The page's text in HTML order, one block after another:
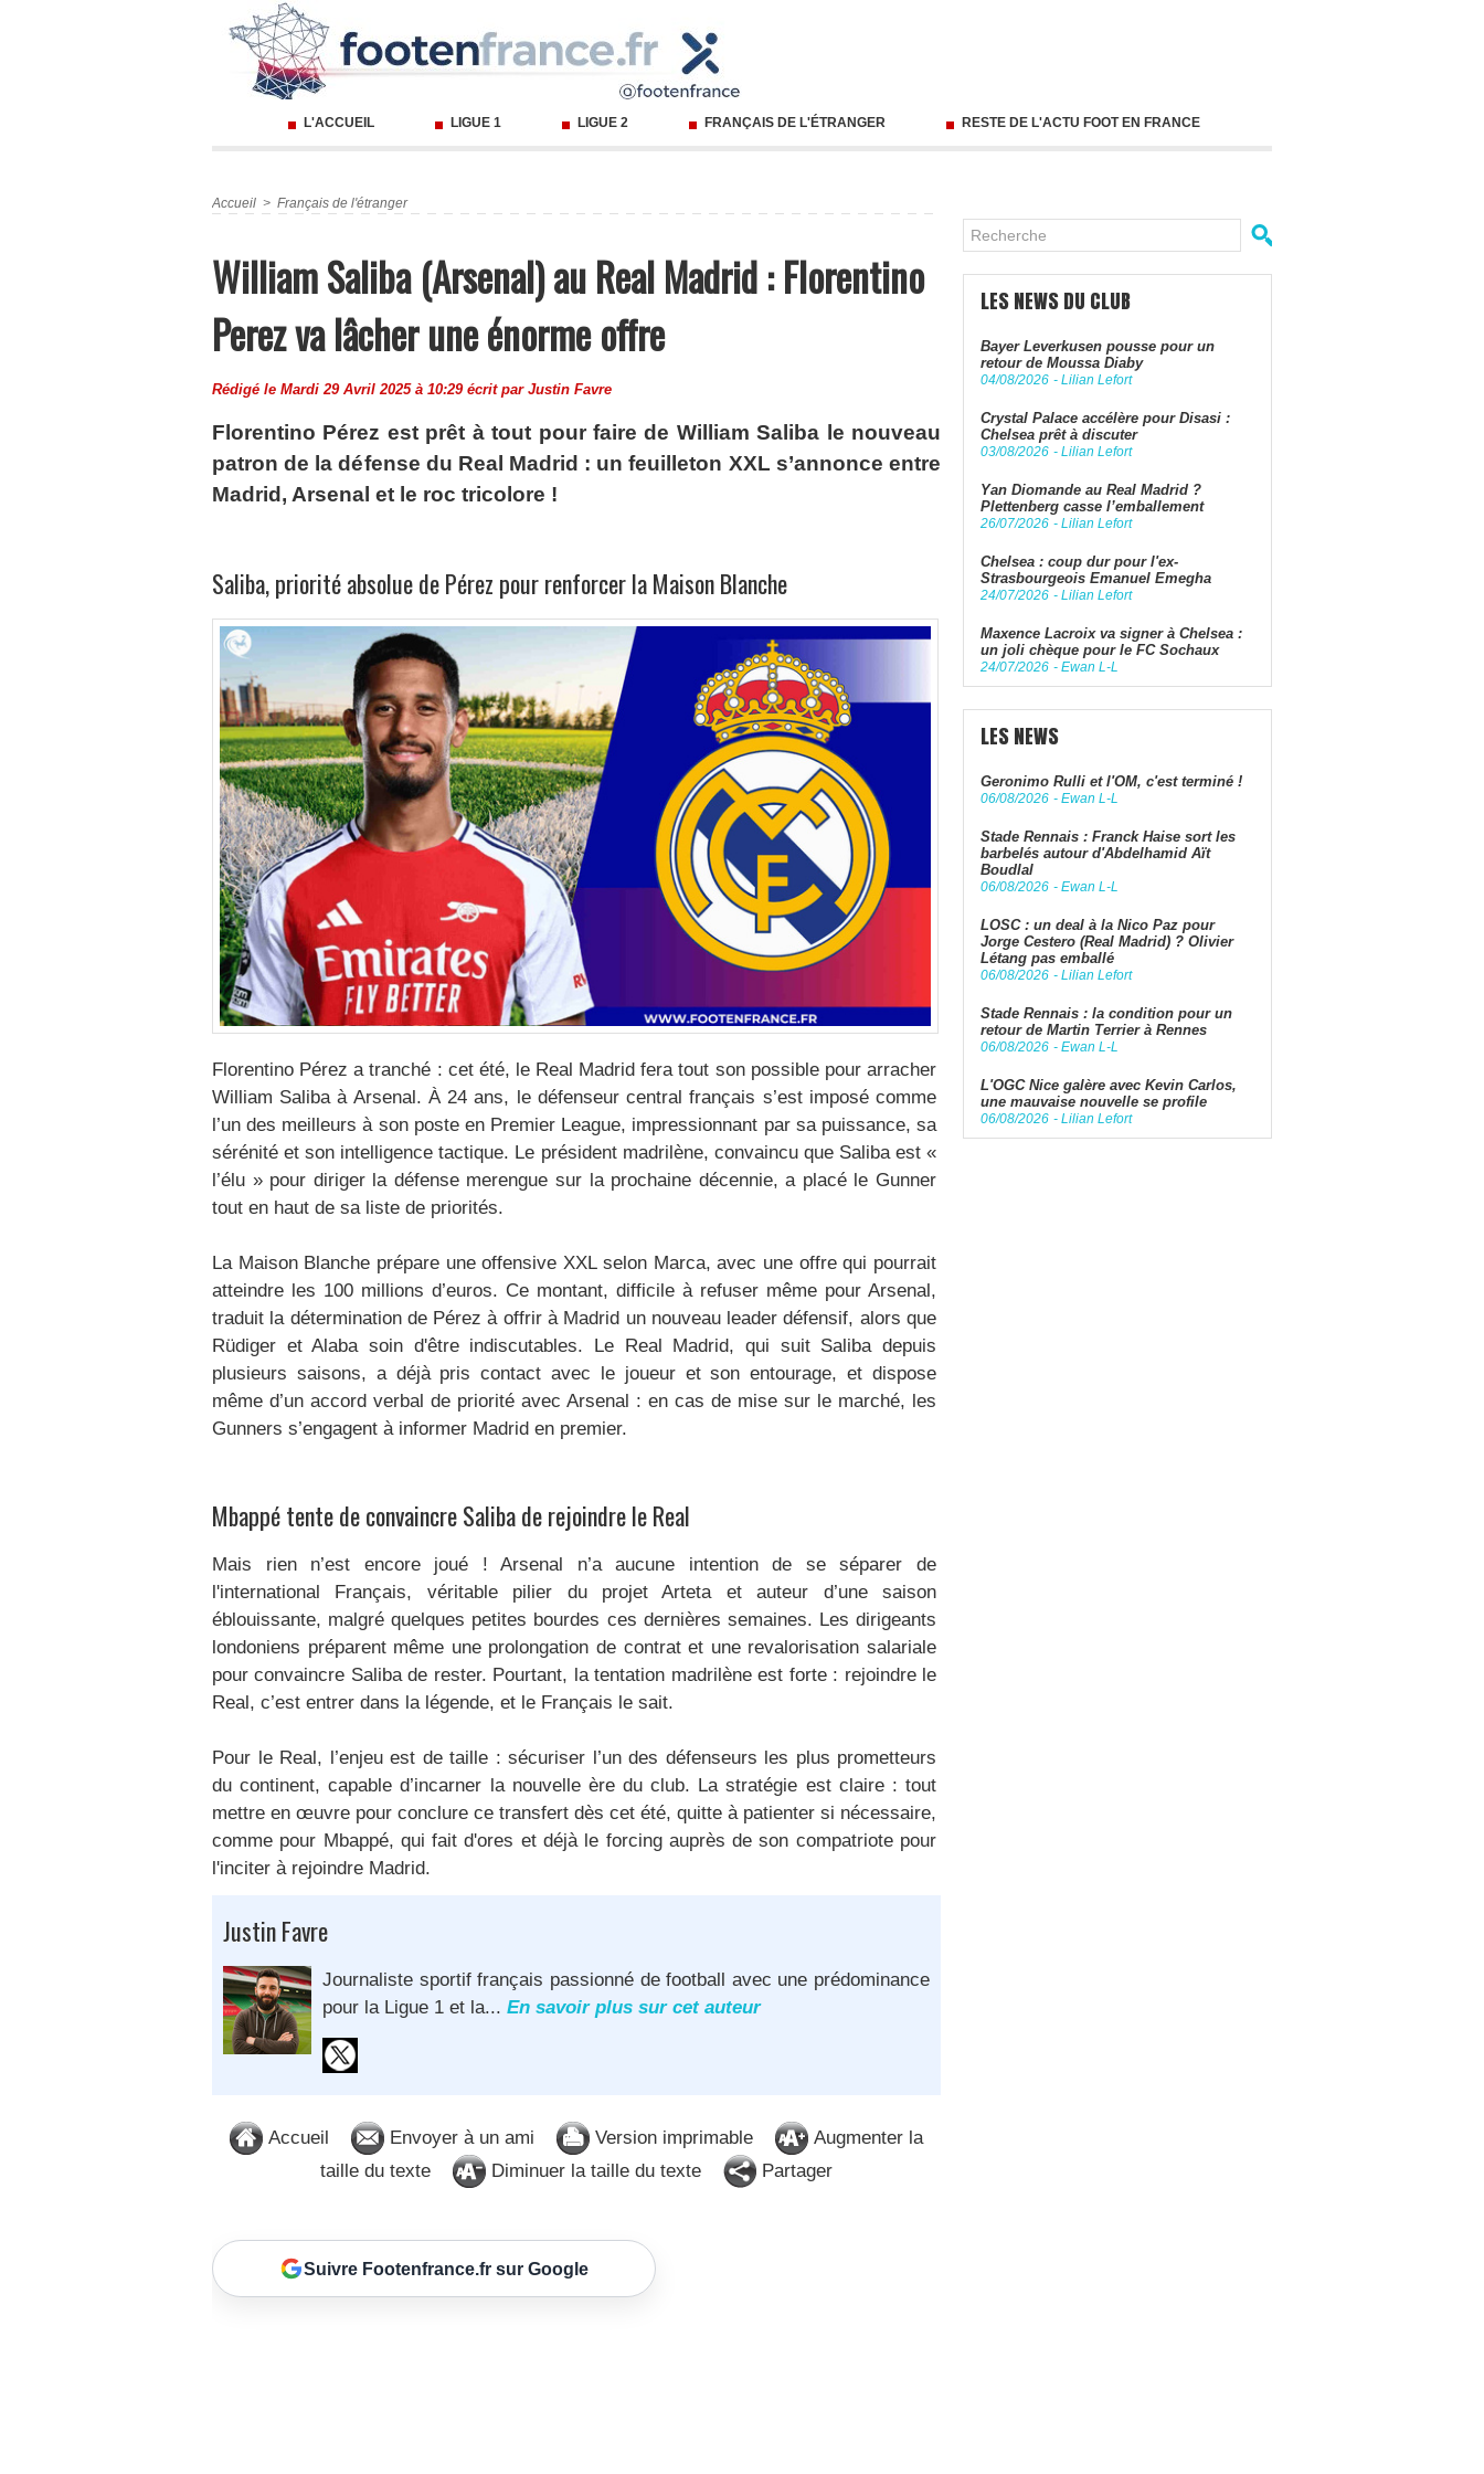
L'ACCUEIL LIGUE 1 LIGUE 2 FRANÇAIS DE L'ÉTRANGER RESTE DE L'ACTU FOOT EN FRANCE
Accueil > Français de l'étranger
William Saliba (Arsenal) au Real Madrid : Florentino
Perez va lâcher une énorme offre
Rédigé le Mardi 29 Avril 2025 à 10:29 écrit par Justin Favre
Florentino Pérez est prêt à tout pour faire de William Saliba le nouveau
patron de la défense du Real Madrid : un feuilleton XXL s’annonce entre
Madrid, Arsenal et le roc tricolore !
Saliba, priorité absolue de Pérez pour renforcer la Maison Blanche
Florentino Pérez a tranché : cet été, le Real Madrid fera tout son possible pour arracher
William Saliba à Arsenal. À 24 ans, le défenseur central français s’est imposé comme
l’un des meilleurs à son poste en Premier League, impressionnant par sa puissance, sa
sérénité et son intelligence tactique. Le président madrilène, convaincu que Saliba est «
l’élu » pour diriger la défense merengue sur la prochaine décennie, a placé le Gunner
tout en haut de sa liste de priorités.
La Maison Blanche prépare une offensive XXL selon Marca, avec une offre qui pourrait
atteindre les 100 millions d’euros. Ce montant, difficile à refuser même pour Arsenal,
traduit la détermination de Pérez à offrir à Madrid un nouveau leader défensif, alors que
Rüdiger et Alaba soin d'être indiscutables. Le Real Madrid, qui suit Saliba depuis
plusieurs saisons, a déjà pris contact avec le joueur et son entourage, et dispose
même d’un accord verbal de priorité avec Arsenal : en cas de mise sur le marché, les
Gunners s’engagent à informer Madrid en premier.
Mbappé tente de convaincre Saliba de rejoindre le Real
Mais rien n’est encore joué ! Arsenal n’a aucune intention de se séparer de
l'international Français, véritable pilier du projet Arteta et auteur d’une saison
éblouissante, malgré quelques petites bourdes ces dernières semaines. Les dirigeants
londoniens préparent même une prolongation de contrat et une revalorisation salariale
pour convaincre Saliba de rester. Pourtant, la tentation madrilène est forte : rejoindre le
Real, c’est entrer dans la légende, et le Français le sait.
Pour le Real, l’enjeu est de taille : sécuriser l’un des défenseurs les plus prometteurs
du continent, capable d’incarner la nouvelle ère du club. La stratégie est claire : tout
mettre en œuvre pour conclure ce transfert dès cet été, quitte à patienter si nécessaire,
comme pour Mbappé, qui fait d'ores et déjà le forcing auprès de son compatriote pour
l'inciter à rejoindre Madrid.
Justin Favre
Journaliste sportif français passionné de football avec une prédominance
pour la Ligue 1 et la... En savoir plus sur cet auteur
Accueil Envoyer à un ami Version imprimable
Augmenter la
taille du texte
Diminuer la taille du texte Partager
Suivre Footenfrance.fr sur Google
LES NEWS DU CLUB
Bayer Leverkusen pousse pour un
retour de Moussa Diaby
04/08/2026 - Lilian Lefort
Crystal Palace accélère pour Disasi :
Chelsea prêt à discuter
03/08/2026 - Lilian Lefort
Yan Diomande au Real Madrid ?
Plettenberg casse l’emballement
26/07/2026 - Lilian Lefort
Chelsea : coup dur pour l'ex-
Strasbourgeois Emanuel Emegha
24/07/2026 - Lilian Lefort
Maxence Lacroix va signer à Chelsea :
un joli chèque pour le FC Sochaux
24/07/2026 - Ewan L-L
LES NEWS
Geronimo Rulli et l'OM, c'est terminé !
06/08/2026 - Ewan L-L
Stade Rennais : Franck Haise sort les
barbelés autour d'Abdelhamid Aït
Boudlal
06/08/2026 - Ewan L-L
LOSC : un deal à la Nico Paz pour
Jorge Cestero (Real Madrid) ? Olivier
Létang pas emballé
06/08/2026 - Lilian Lefort
Stade Rennais : la condition pour un
retour de Martin Terrier à Rennes
06/08/2026 - Ewan L-L
L'OGC Nice galère avec Kevin Carlos,
une mauvaise nouvelle se profile
06/08/2026 - Lilian Lefort